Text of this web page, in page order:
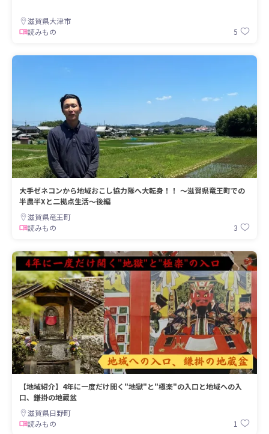
滋賀県大津市
読みもの
5
大手ゼネコンから地域おこし協力隊へ大転身！！ ～滋賀県竜王町での
半農半Xと二拠点生活～後編
滋賀県竜王町
読みもの
3
【地域紹介】4年に一度だけ開く"地獄"と"極楽"の入口と地域への入
口、鎌掛の地蔵盆
滋賀県日野町
読みもの
1